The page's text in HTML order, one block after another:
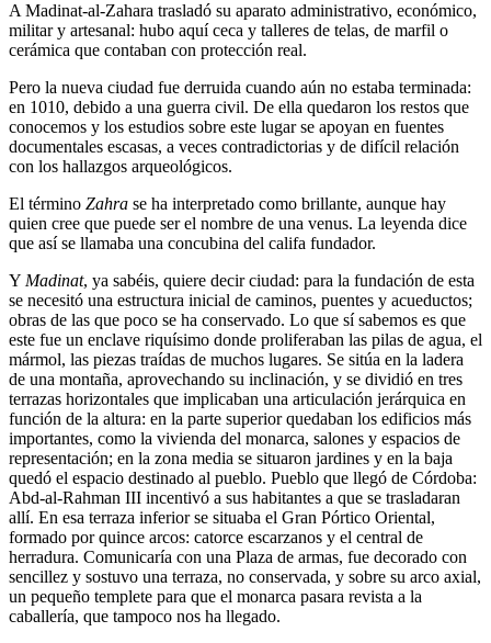
A Madinat-al-Zahara trasladó su aparato administrativo, económico,
militar y artesanal: hubo aquí ceca y talleres de telas, de marfil o
cerámica que contaban con protección real.
Pero la nueva ciudad fue derruida cuando aún no estaba terminada:
en 1010, debido a una guerra civil. De ella quedaron los restos que
conocemos y los estudios sobre este lugar se apoyan en fuentes
documentales escasas, a veces contradictorias y de difícil relación
con los hallazgos arqueológicos.
El término Zahra se ha interpretado como brillante, aunque hay
quien cree que puede ser el nombre de una venus. La leyenda dice
que así se llamaba una concubina del califa fundador.
Y Madinat, ya sabéis, quiere decir ciudad: para la fundación de esta
se necesitó una estructura inicial de caminos, puentes y acueductos;
obras de las que poco se ha conservado. Lo que sí sabemos es que
este fue un enclave riquísimo donde proliferaban las pilas de agua, el
mármol, las piezas traídas de muchos lugares. Se sitúa en la ladera
de una montaña, aprovechando su inclinación, y se dividió en tres
terrazas horizontales que implicaban una articulación jerárquica en
función de la altura: en la parte superior quedaban los edificios más
importantes, como la vivienda del monarca, salones y espacios de
representación; en la zona media se situaron jardines y en la baja
quedó el espacio destinado al pueblo. Pueblo que llegó de Córdoba:
Abd-al-Rahman III incentivó a sus habitantes a que se trasladaran
allí. En esa terraza inferior se situaba el Gran Pórtico Oriental,
formado por quince arcos: catorce escarzanos y el central de
herradura. Comunicaría con una Plaza de armas, fue decorado con
sencillez y sostuvo una terraza, no conservada, y sobre su arco axial,
un pequeño templete para que el monarca pasara revista a la
caballería, que tampoco nos ha llegado.